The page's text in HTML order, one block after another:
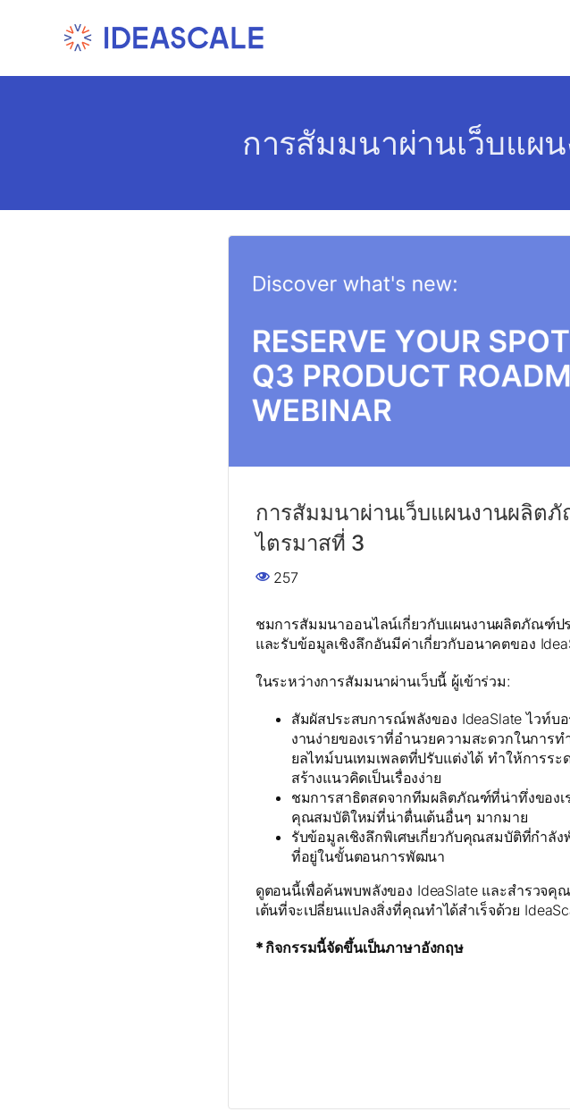
การสัมมนาผ่านเว็บแ
การสัมมนาผ่านเว็บแผนงานผลิต
ไตรมาสที่ 3
257
ชมการสัมมนาออนไลน์เกี่ยวกับแผนงานผลิตภัณฑ์ป
และรับข้อมูลเชิงลึกอันมีค่าเกี่ยวกับอนาคตของ
ในระหว่างการสัมมนาผ่านเว็บนี้ ผู้เข้าร่วม:
สัมผัสประสบการณ์พลังของ IdeaSlate ไวท์บ
งานง่ายของเราที่อำนวยความสะดวกในการท
ยลไทม์บนเทมเพลตที่ปรับแต่งได้ ทำให้การร
สร้างแนวคิดเป็นเรื่องง่าย
ชมการสาธิตสดจากทีมผลิตภัณฑ์ที่น่าทึ่งของเ
คุณสมบัติใหม่ที่น่าตื่นเต้นอื่นๆ มากมาย
รับข้อมูลเชิงลึกพิเศษเกี่ยวกับคุณสมบัติที่กำ
ที่อยู่ในขั้นตอนการพัฒนา
ดูตอนนี้เพื่อค้นพบพลังของ IdeaSlate และสำรวจ
เต้นที่จะเปลี่ยนแปลงสิ่งที่คุณทำได้สำเร็จด้วย
* กิจกรรมนี้จัดขึ้นเป็นภาษาอังกฤษ